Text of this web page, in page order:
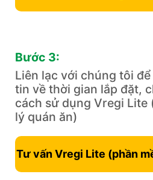
Bước 3:
Liên lạc với chúng tôi
tin về thời gian lắp đặt,
cách sử dụng Vregi Lite
lý quán ăn)
Tư vấn Vregi Lite (phần